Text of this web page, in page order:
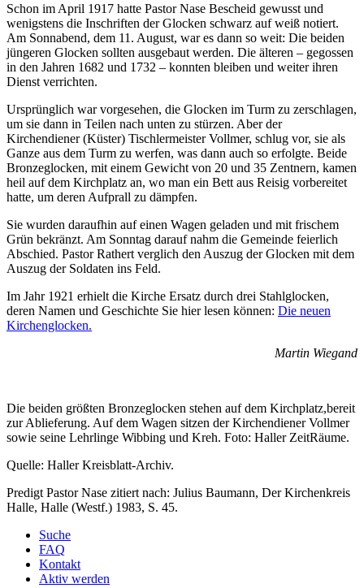
Schon im April 1917 hatte Pastor Nase Bescheid gewusst und
wenigstens die Inschriften der Glocken schwarz auf weiß notiert.
Am Sonnabend, dem 11. August, war es dann so weit: Die beiden
jüngeren Glocken sollten ausgebaut werden. Die älteren – gegossen
in den Jahren 1682 und 1732 – konnten bleiben und weiter ihren
Dienst verrichten.
Ursprünglich war vorgesehen, die Glocken im Turm zu zerschlagen,
um sie dann in Teilen nach unten zu stürzen. Aber der
Kirchendiener (Küster) Tischlermeister Vollmer, schlug vor, sie als
Ganze aus dem Turm zu werfen, was dann auch so erfolgte. Beide
Bronzeglocken, mit einem Gewicht von 20 und 35 Zentnern, kamen
heil auf dem Kirchplatz an, wo man ein Bett aus Reisig vorbereitet
hatte, um deren Aufprall zu dämpfen.
Sie wurden daraufhin auf einen Wagen geladen und mit frischem
Grün bekränzt. Am Sonntag darauf nahm die Gemeinde feierlich
Abschied. Pastor Rathert verglich den Auszug der Glocken mit dem
Auszug der Soldaten ins Feld.
Im Jahr 1921 erhielt die Kirche Ersatz durch drei Stahlglocken,
deren Namen und Geschichte Sie hier lesen können: Die neuen
Kirchenglocken.
Martin Wiegand
Die beiden größten Bronzeglocken stehen auf dem Kirchplatz,bereit
zur Ablieferung. Auf dem Wagen sitzen der Kirchendiener Vollmer
sowie seine Lehrlinge Wibbing und Kreh. Foto: Haller ZeitRäume.
Quelle: Haller Kreisblatt-Archiv.
Predigt Pastor Nase zitiert nach: Julius Baumann, Der Kirchenkreis
Halle, Halle (Westf.) 1983, S. 45.
Suche
FAQ
Kontakt
Aktiv werden